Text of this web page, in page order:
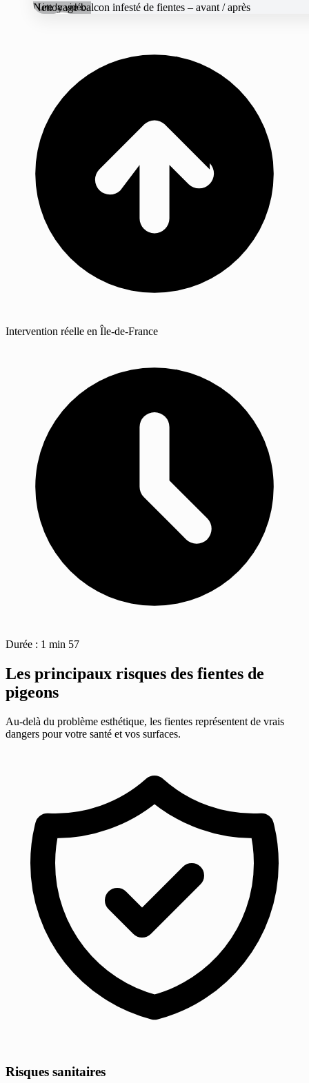
Lire la vidéo
Nettoyage balcon infesté de fientes – avant / après
Intervention réelle en Île-de-France
Durée : 1 min 57
Les principaux risques des fientes de
pigeons
Au-delà du problème esthétique, les fientes représentent de vrais
dangers pour votre santé et vos surfaces.
Risques sanitaires